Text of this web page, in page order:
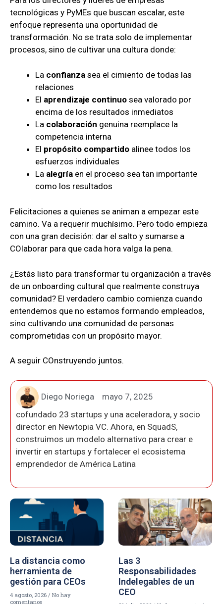
tecnológicas y PyMEs que buscan escalar, este
enfoque representa una oportunidad de
transformación. No se trata solo de implementar
procesos, sino de cultivar una cultura donde:
La confianza sea el cimiento de todas las
relaciones
El aprendizaje continuo sea valorado por
encima de los resultados inmediatos
La colaboración genuina reemplace la
competencia interna
El propósito compartido alinee todos los
esfuerzos individuales
La alegría en el proceso sea tan importante
como los resultados
Felicitaciones a quienes se animan a empezar este
camino. Va a requerir muchísimo. Pero todo empieza
con una gran decisión: dar el salto y sumarse a
COlaborar para que cada hora valga la pena.
¿Estás listo para transformar tu organización a través
de un onboarding cultural que realmente construya
comunidad? El verdadero cambio comienza cuando
entendemos que no estamos formando empleados,
sino cultivando una comunidad de personas
comprometidas con un propósito mayor.
A seguir COnstruyendo juntos.
Diego Noriega
mayo 7, 2025
cofundado 23 startups y una aceleradora, y socio
director en Newtopia VC. Ahora, en SquadS,
construimos un modelo alternativo para crear e
invertir en startups y fortalecer el ecosistema
emprendedor de América Latina
La distancia como
herramienta de
gestión para CEOs
4 agosto, 2026
No hay
comentarios
Las 3
Responsabilidades
Indelegables de un
CEO